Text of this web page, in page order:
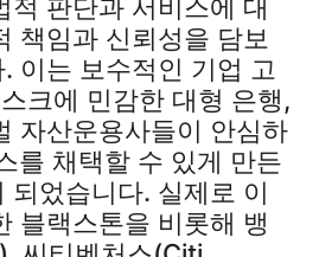
적 판단과 서비스에 대
책임과 신뢰성을 담보
이는 보수적인 기업 고
크에 민감한 대형 은행,
자산운용사들이 안심하
를 채택할 수 있게 만든
되었습니다. 실제로 이
블랙스톤을 비롯해 뱅